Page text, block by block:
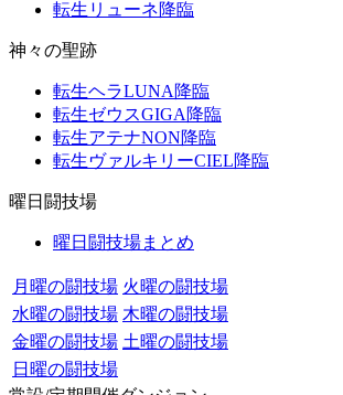
転生リューネ降臨
神々の聖跡
転生ヘラLUNA降臨
転生ゼウスGIGA降臨
転生アテナNON降臨
転生ヴァルキリーCIEL降臨
曜日闘技場
曜日闘技場まとめ
月曜の闘技場 火曜の闘技場
水曜の闘技場 木曜の闘技場
金曜の闘技場 土曜の闘技場
日曜の闘技場